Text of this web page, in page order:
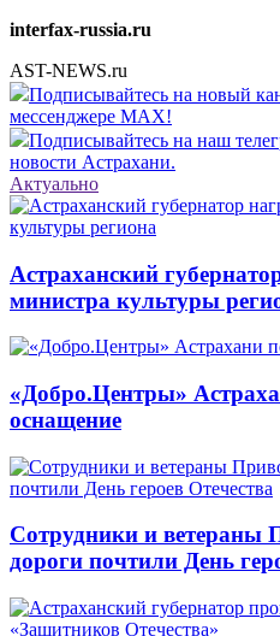
interfax-russia.ru
AST-NEWS.ru
Подписывайтесь на новый
мессенджере MAX!
Подписывайтесь на наш
новости Астрахани.
Актуально
Астраханский
министра культуры
«Добро.Центры»
оснащение
Сотрудники и ветераны
дороги почтили День